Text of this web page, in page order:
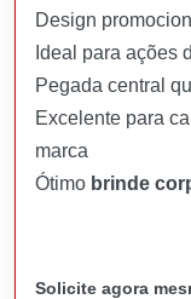
Design
Ideal para ações
Pegada central
Excelente para
marca
Ótimo brinde
Solicite agora